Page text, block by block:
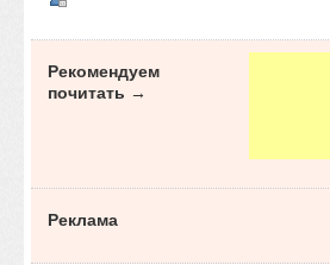
Рекомендуем
почитать →
Реклама